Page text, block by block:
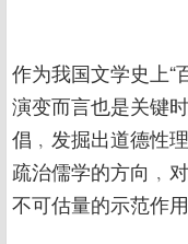
作为我国文学史上“
演变而言也是关键
倡﹐发掘出道德性
疏治儒学的方向﹐
不可估量的示范作用